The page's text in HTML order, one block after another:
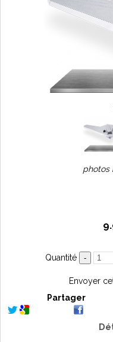
photos
9
Quantité
Envoyer
Partager